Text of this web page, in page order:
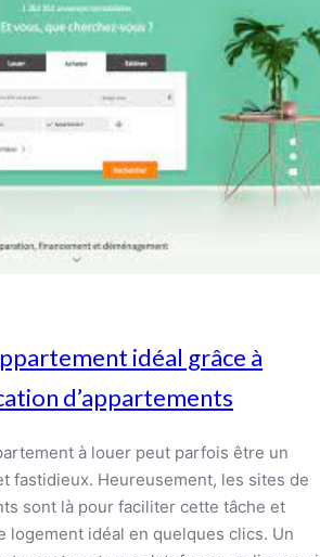
idéal grâce à
d’appartements
à louer peut parfois être un
fastidieux. Heureusement, les sites de
sont là pour faciliter cette tâche et
logement idéal en quelques clics. Un